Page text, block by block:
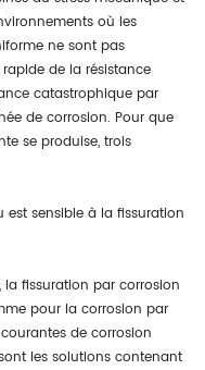
où les
ne sont pas
de la résistance
catastrophique par
de corrosion. Pour que
se produise, trois
est sensible à la fissuration
la fissuration par corrosion
pour la corrosion par
de corrosion
les solutions contenant